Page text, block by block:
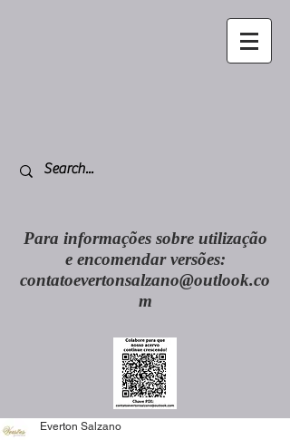
Para informações sobre utilização
e encomendar versões:
contatoevertonsalzano@outlook.co
m
Everton Salzano